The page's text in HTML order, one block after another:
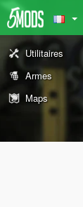
Utilitaires
Armes
Maps